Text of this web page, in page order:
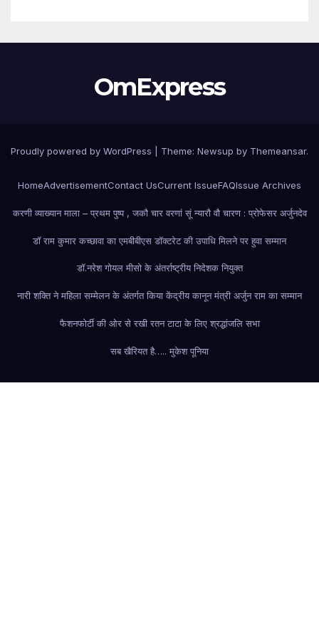
OmExpress
Proudly powered by WordPress Theme: Newsup by Themeansar.
HomeAdvertisementContact UsCurrent IssueFAQIssue Archives
करणी व्याख्यान माला – प्रथम पुष्प , जकौ चार वरणां सूं न्यारौ वौ चारण : प्रोफेसर अर्जुनदेव
डॉ राम कुमार कच्छावा का एमबीबीएस डॉक्टरेट की उपाधि मिलने पर हुवा सम्मान
डॉ.नरेश गोयल मीसो के अंतर्राष्ट्रीय निदेशक नियुक्त
नारी शक्ति ने महिला सम्मेलन के अंतर्गत किया केंद्रीय कानून मंत्री अर्जुन राम का सम्मान
फैशनफोर्टी की ओर से रखी रतन टाटा के लिए श्रद्धांजलि सभा
सब खैरियत है….. मुकेश पूनिया